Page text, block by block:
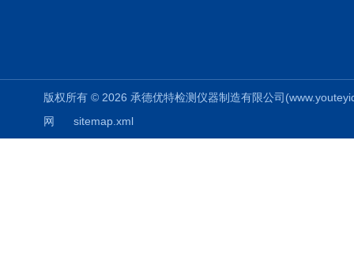
版权所有 © 2026 承德优特检测仪器制造有限公司
网
sitemap.xml